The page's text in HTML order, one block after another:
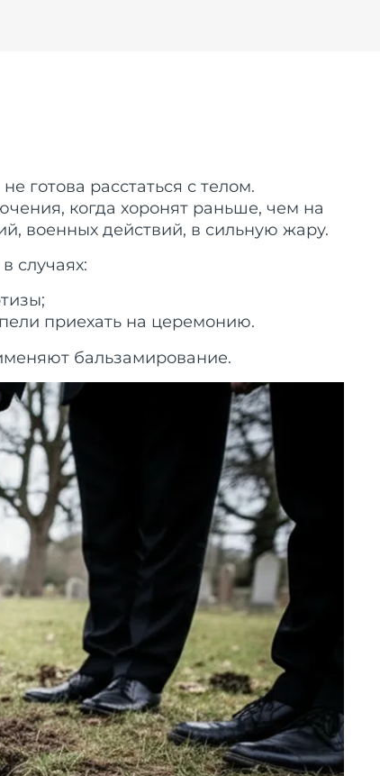
готова расстаться с телом.
когда хоронят раньше, чем на
военных действий, в сильную жару.
случаях:
приехать на церемонию.
бальзамирование.